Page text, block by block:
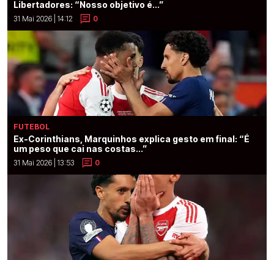
Libertadores: “Nosso objetivo é...”
31 Mai 2026 | 14:12 0
FUTEBOL
Ex-Corinthians, Marquinhos explica gesto em final: “É
um peso que cai nas costas...”
31 Mai 2026 | 13:53 0